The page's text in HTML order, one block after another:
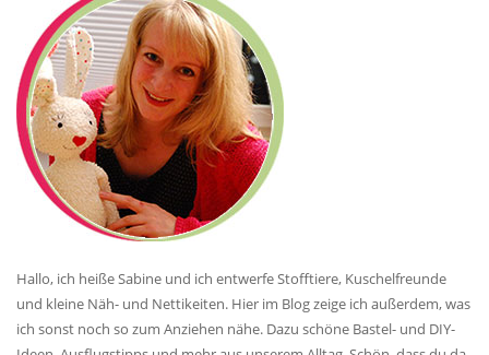
Hallo, ich heiße Sabine und ich entwerfe Stofftiere, Kuschelfreunde
und kleine Näh- und Nettikeiten. Hier im Blog zeige ich außerdem, was
ich sonst noch so zum Anziehen nähe. Dazu schöne Bastel- und DIY-